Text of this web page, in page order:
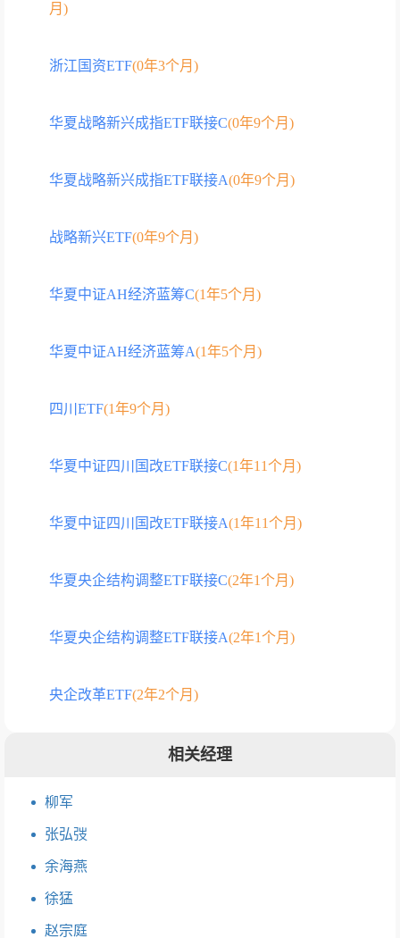
月)
浙江国资ETF(0年3个月)
华夏战略新兴成指ETF联接C(0年9个月)
华夏战略新兴成指ETF联接A(0年9个月)
战略新兴ETF(0年9个月)
华夏中证AH经济蓝筹C(1年5个月)
华夏中证AH经济蓝筹A(1年5个月)
四川ETF(1年9个月)
华夏中证四川国改ETF联接C(1年11个月)
华夏中证四川国改ETF联接A(1年11个月)
华夏央企结构调整ETF联接C(2年1个月)
华夏央企结构调整ETF联接A(2年1个月)
央企改革ETF(2年2个月)
相关经理
柳军
张弘弢
余海燕
徐猛
赵宗庭